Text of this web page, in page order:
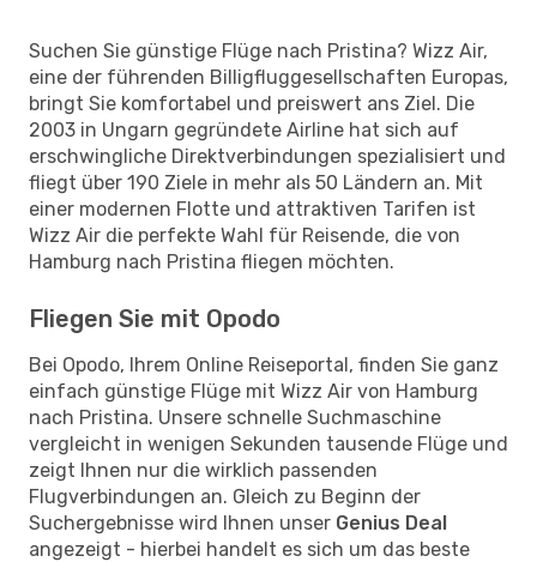
Suchen Sie günstige Flüge nach Pristina? Wizz Air,
eine der führenden Billigfluggesellschaften Europas,
bringt Sie komfortabel und preiswert ans Ziel. Die
2003 in Ungarn gegründete Airline hat sich auf
erschwingliche Direktverbindungen spezialisiert und
fliegt über 190 Ziele in mehr als 50 Ländern an. Mit
einer modernen Flotte und attraktiven Tarifen ist
Wizz Air die perfekte Wahl für Reisende, die von
Hamburg nach Pristina fliegen möchten.
Fliegen Sie mit Opodo
Bei Opodo, Ihrem Online Reiseportal, finden Sie ganz
einfach günstige Flüge mit Wizz Air von Hamburg
nach Pristina. Unsere schnelle Suchmaschine
vergleicht in wenigen Sekunden tausende Flüge und
zeigt Ihnen nur die wirklich passenden
Flugverbindungen an. Gleich zu Beginn der
Suchergebnisse wird Ihnen unser Genius Deal
angezeigt - hierbei handelt es sich um das beste